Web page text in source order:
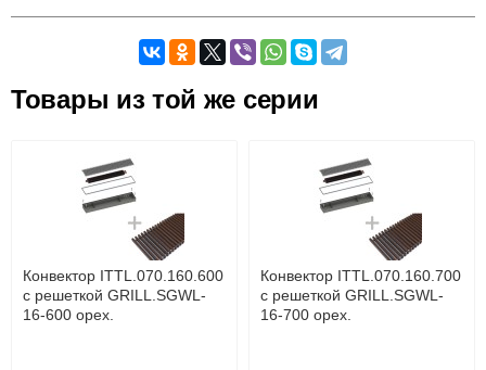
Оставьте отзыв
Доставка сантехники по Москве и Московской области
Наличный расчёт
Банковской картой на сайте в режиме реального
времени
Банковской картой при получении товара как при
доставке, так и самовывозом
Интернет-деньгами (Yandex-деньги, Web-money,
Qiwi-кошельки и другие).
Безналичный расчёт (возможно и с НДС)
Товары из той же серии
Конвектор ITTL.070.160.600
с решеткой GRILL.SGWL-
16-600 орех.
Конвектор ITTL.070.160.700
с решеткой GRILL.SGWL-
16-700 орех.